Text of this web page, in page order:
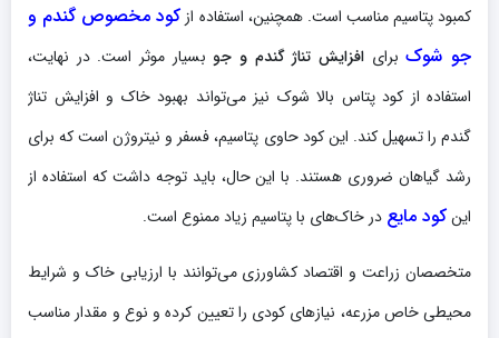
کمبود پتاسیم مناسب است. همچنین، استفاده از کود مخصوص گندم و
جو شوکبرای افزایش تناژ گندم و جو بسیار موثر است. در نهایت،
استفاده از کود پتاس بالا شوک نیز می‌تواند بهبود خاک و افزایش تناژ
گندم را تسهیل کند. این کود حاوی پتاسیم، فسفر و نیتروژن است که برای
رشد گیاهان ضروری هستند. با این حال، باید توجه داشت که استفاده از
اینکود مایع در خاک‌های با پتاسیم زیاد ممنوع است.
متخصصان زراعت و اقتصاد کشاورزی می‌توانند با ارزیابی خاک و شرایط
محیطی خاص مزرعه، نیازهای کودی را تعیین کرده و نوع و مقدار مناسب